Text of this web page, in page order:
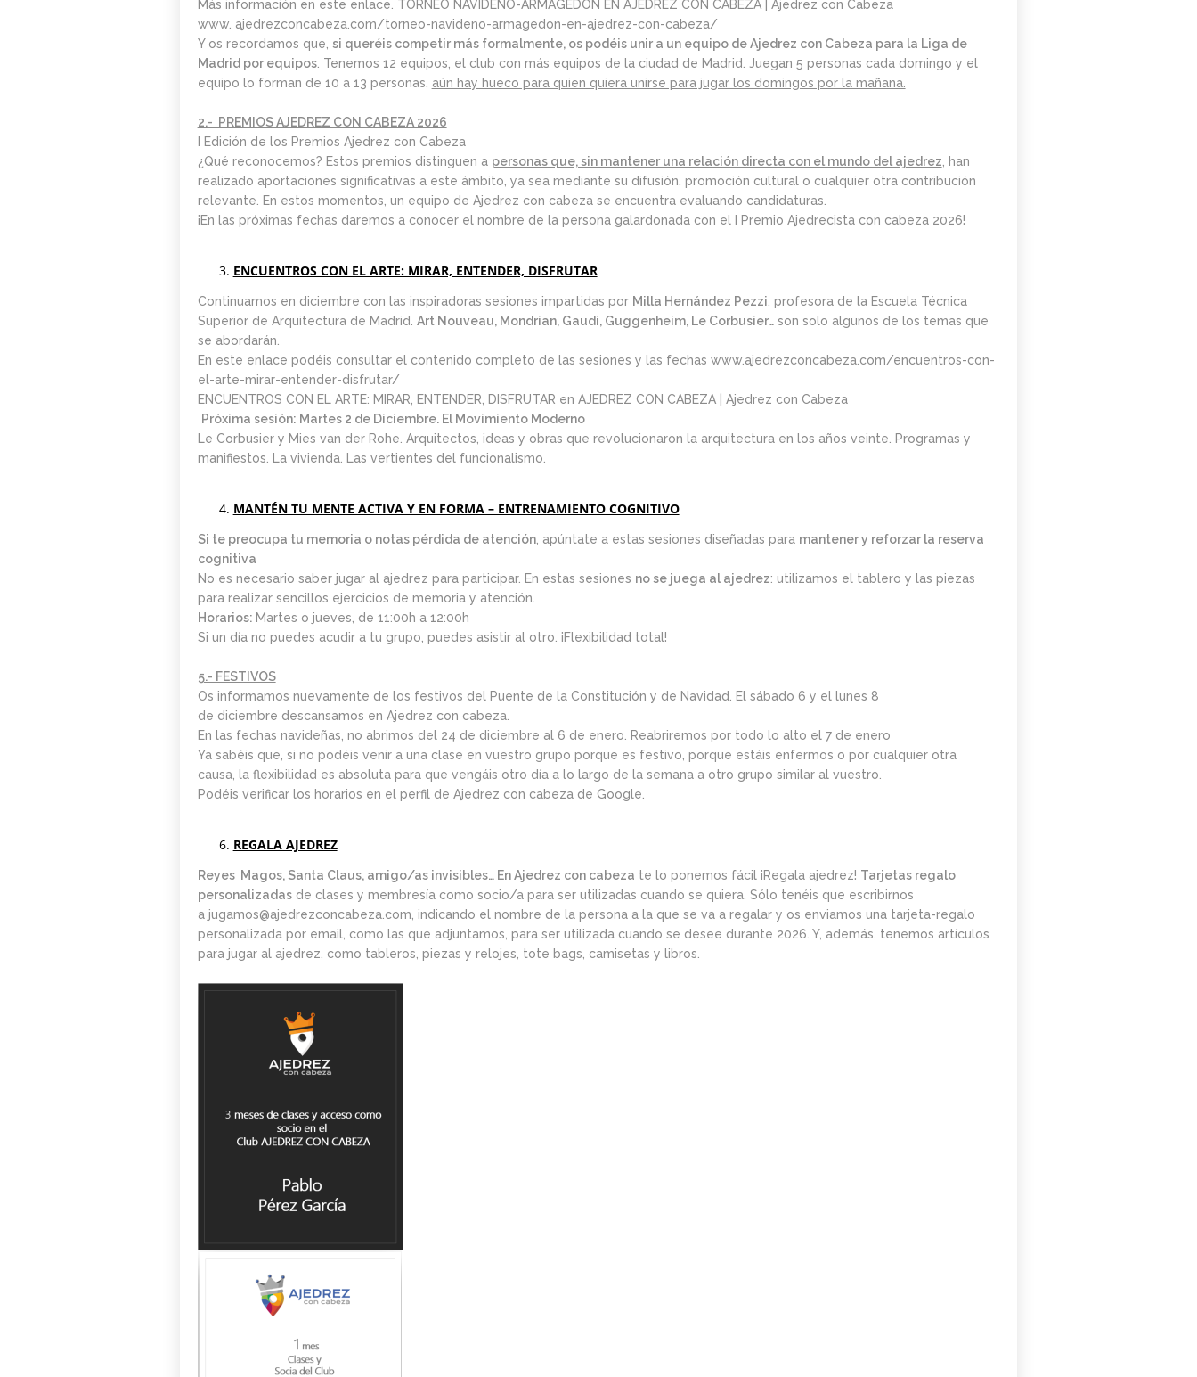
0. INICIO LA
SEMANA DEL 11 DE
MAYO
DE MARZO.
Más información en este enlace. TORNEO NAVIDEÑO-ARMAGEDÓN EN AJEDREZ CON CABEZA | Ajedrez con Cabeza
www. ajedrezconcabeza.com/torneo-navideno-armagedon-en-ajedrez-con-cabeza/
Y os recordamos que, si queréis competir más formalmente, os podéis unir a un equipo de Ajedrez con Cabeza para la Liga de
Madrid por equipos. Tenemos 12 equipos, el club con más equipos de la ciudad de Madrid. Juegan 5 personas cada domingo y el
equipo lo forman de 10 a 13 personas, aún hay hueco para quien quiera unirse para jugar los domingos por la mañana.
2.- PREMIOS AJEDREZ CON CABEZA 2026
I Edición de los Premios Ajedrez con Cabeza
¿Qué reconocemos? Estos premios distinguen a personas que, sin mantener una relación directa con el mundo del ajedrez , han
realizado aportaciones significativas a este ámbito, ya sea mediante su difusión, promoción cultural o cualquier otra contribución
relevante. En estos momentos, un equipo de Ajedrez con cabeza se encuentra evaluando candidaturas.
¡En las próximas fechas daremos a conocer el nombre de la persona galardonada con el I Premio Ajedrecista con cabeza 2026!
ENCUENTROS CON EL ARTE: MIRAR, ENTENDER, DISFRUTAR
Continuamos en diciembre con las inspiradoras sesiones impartidas por Milla Hernández Pezzi , profesora de la Escuela Técnica
Superior de Arquitectura de Madrid. Art Nouveau, Mondrian, Gaudí, Guggenheim, Le Corbusier…son solo algunos de los temas que
se abordarán.
En este enlace podéis consultar el contenido completo de las sesiones y las fechas www.ajedrezconcabeza.com/encuentros-con-
el-arte-mirar-entender-disfrutar/
ENCUENTROS CON EL ARTE: MIRAR, ENTENDER, DISFRUTAR en AJEDREZ CON CABEZA | Ajedrez con Cabeza
Próxima sesión: Martes 2 de Diciembre. El Movimiento Moderno
Le Corbusier y Mies van der Rohe. Arquitectos, ideas y obras que revolucionaron la arquitectura en los años veinte. Programas y
manifiestos. La vivienda. Las vertientes del funcionalismo.
MANTÉN TU MENTE ACTIVA Y EN FORMA – ENTRENAMIENTO COGNITIVO
Si te preocupa tu memoria o notas pérdida de atención, apúntate a estas sesiones diseñadas para mantener y reforzar la reserva
cognitiva
No es necesario saber jugar al ajedrez para participar. En estas sesiones no se juega al ajedrez: utilizamos el tablero y las piezas
para realizar sencillos ejercicios de memoria y atención.
Horarios: Martes o jueves, de 11:00h a 12:00h
Si un día no puedes acudir a tu grupo, puedes asistir al otro. ¡Flexibilidad total!
5.- FESTIVOS
Os informamos nuevamente de los festivos del Puente de la Constitución y de Navidad. El sábado 6 y el lunes 8
de diciembre descansamos en Ajedrez con cabeza.
En las fechas navideñas, no abrimos del 24 de diciembre al 6 de enero. Reabriremos por todo lo alto el 7 de enero
Ya sabéis que, si no podéis venir a una clase en vuestro grupo porque es festivo, porque estáis enfermos o por cualquier otra
causa, la flexibilidad es absoluta para que vengáis otro día a lo largo de la semana a otro grupo similar al vuestro.
Podéis verificar los horarios en el perfil de Ajedrez con cabeza de Google.
REGALA AJEDREZ
Reyes Magos, Santa Claus, amigo/as invisibles… En Ajedrez con cabeza te lo ponemos fácil ¡Regala ajedrez! Tarjetas regalo
personalizadasde clases y membresía como socio/a para ser utilizadas cuando se quiera. Sólo tenéis que escribirnos
a jugamos@ajedrezconcabeza.com , indicando el nombre de la persona a la que se va a regalar y os enviamos una tarjeta-regalo
personalizada por email, como las que adjuntamos, para ser utilizada cuando se desee durante 2026. Y, además, tenemos artículos
para jugar al ajedrez, como tableros, piezas y relojes, tote bags, camisetas y libros.